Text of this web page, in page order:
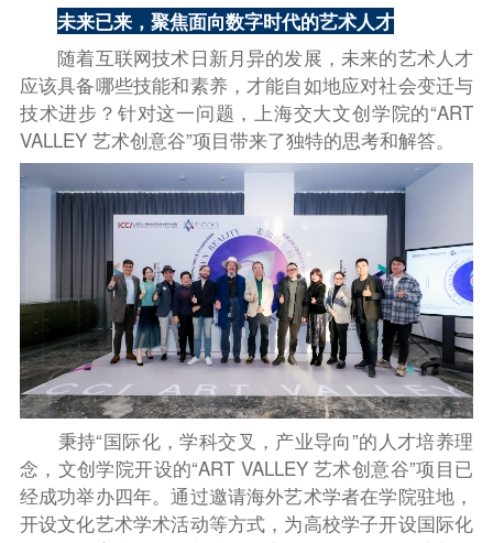
未来已来，聚焦面向数字时代的艺术人才
随着互联网技术日新月异的发展，未来的艺术人才
应该具备哪些技能和素养，才能自如地应对社会变迁与
技术进步？针对这一问题，上海交大文创学院的“ART
VALLEY 艺术创意谷”项目带来了独特的思考和解答。
秉持“国际化，学科交叉，产业导向”的人才培养理
念，文创学院开设的“ART VALLEY 艺术创意谷”项目已
经成功举办四年。通过邀请海外艺术学者在学院驻地，
开设文化艺术学术活动等方式，为高校学子开设国际化